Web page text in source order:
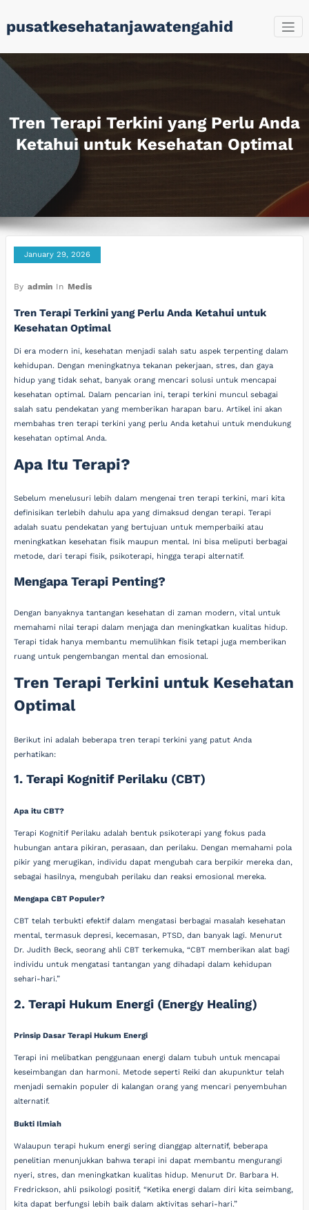
to
content
pusatkesehatanjawatengahid
Tren Terapi Terkini yang Perlu Anda
Ketahui untuk Kesehatan Optimal
January 29, 2026
By admin In Medis
Tren Terapi Terkini yang Perlu Anda Ketahui untuk
Kesehatan Optimal
Di era modern ini, kesehatan menjadi salah satu aspek terpenting dalam
kehidupan. Dengan meningkatnya tekanan pekerjaan, stres, dan gaya
hidup yang tidak sehat, banyak orang mencari solusi untuk mencapai
kesehatan optimal. Dalam pencarian ini, terapi terkini muncul sebagai
salah satu pendekatan yang memberikan harapan baru. Artikel ini akan
membahas tren terapi terkini yang perlu Anda ketahui untuk mendukung
kesehatan optimal Anda.
Apa Itu Terapi?
Sebelum menelusuri lebih dalam mengenai tren terapi terkini, mari kita
definisikan terlebih dahulu apa yang dimaksud dengan terapi. Terapi
adalah suatu pendekatan yang bertujuan untuk memperbaiki atau
meningkatkan kesehatan fisik maupun mental. Ini bisa meliputi berbagai
metode, dari terapi fisik, psikoterapi, hingga terapi alternatif.
Mengapa Terapi Penting?
Dengan banyaknya tantangan kesehatan di zaman modern, vital untuk
memahami nilai terapi dalam menjaga dan meningkatkan kualitas hidup.
Terapi tidak hanya membantu memulihkan fisik tetapi juga memberikan
ruang untuk pengembangan mental dan emosional.
Tren Terapi Terkini untuk Kesehatan
Optimal
Berikut ini adalah beberapa tren terapi terkini yang patut Anda
perhatikan:
1. Terapi Kognitif Perilaku (CBT)
Apa itu CBT?
Terapi Kognitif Perilaku adalah bentuk psikoterapi yang fokus pada
hubungan antara pikiran, perasaan, dan perilaku. Dengan memahami pola
pikir yang merugikan, individu dapat mengubah cara berpikir mereka dan,
sebagai hasilnya, mengubah perilaku dan reaksi emosional mereka.
Mengapa CBT Populer?
CBT telah terbukti efektif dalam mengatasi berbagai masalah kesehatan
mental, termasuk depresi, kecemasan, PTSD, dan banyak lagi. Menurut
Dr. Judith Beck, seorang ahli CBT terkemuka, “CBT memberikan alat bagi
individu untuk mengatasi tantangan yang dihadapi dalam kehidupan
sehari-hari.”
2. Terapi Hukum Energi (Energy Healing)
Prinsip Dasar Terapi Hukum Energi
Terapi ini melibatkan penggunaan energi dalam tubuh untuk mencapai
keseimbangan dan harmoni. Metode seperti Reiki dan akupunktur telah
menjadi semakin populer di kalangan orang yang mencari penyembuhan
alternatif.
Bukti Ilmiah
Walaupun terapi hukum energi sering dianggap alternatif, beberapa
penelitian menunjukkan bahwa terapi ini dapat membantu mengurangi
nyeri, stres, dan meningkatkan kualitas hidup. Menurut Dr. Barbara H.
Fredrickson, ahli psikologi positif, “Ketika energi dalam diri kita seimbang,
kita dapat berfungsi lebih baik dalam aktivitas sehari-hari.”